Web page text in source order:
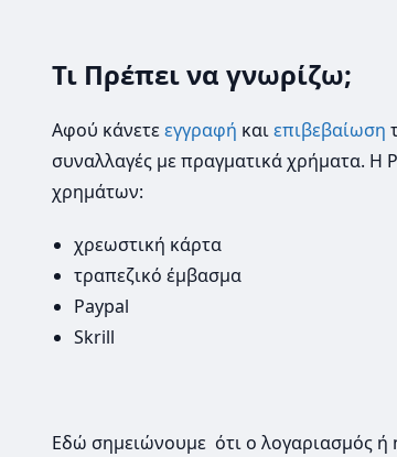
Τι Πρέπει να γνωρίζω;
Αφού κάνετεεγγραφή καιεπιβεβαίωση
συναλλαγές με πραγματικά χρήματα. Η
χρημάτων:
χρεωστική κάρτα
τραπεζικό έμβασμα
Paypal
Skrill
Εδώ σημειώνουμε ότι ο λογαριασμός ή